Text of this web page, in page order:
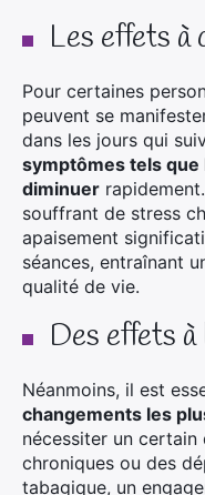
Les effets à
Pour certaines
peuvent se
dans les jours qui
symptômes tels
diminuer
souffrant de stress
apaisement
séances, entraînant
qualité de vie.
Des effets
Néanmoins, il est
changements les
nécessiter un certain
chroniques ou des
tabagique, un